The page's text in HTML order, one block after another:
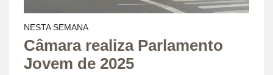
NESTA SEMANA
Câmara realiza Parlamento
Jovem de 2025